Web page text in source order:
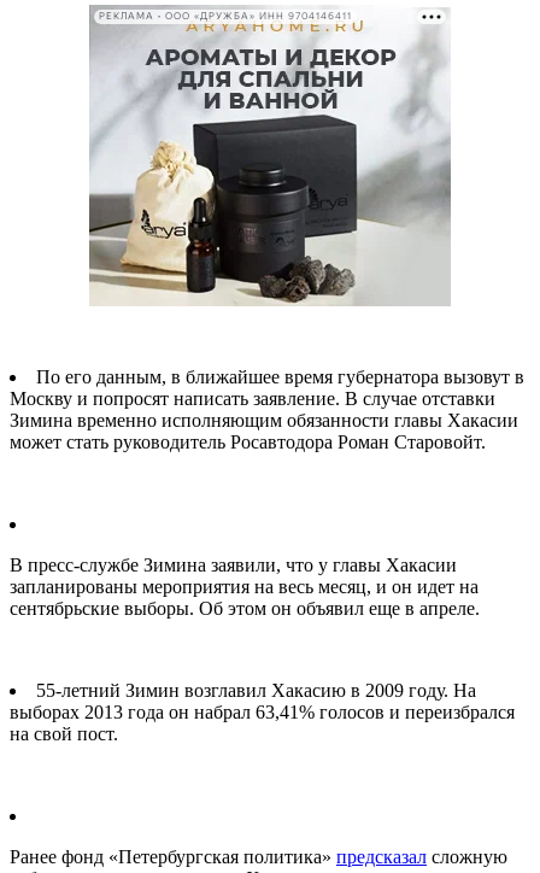
РЕКЛАМА • ООО «ДРУЖБА» ИНН 9704146411
По его данным, в ближайшее время губернатора вызовут в
Москву и попросят написать заявление. В случае отставки
Зимина временно исполняющим обязанности главы Хакасии
может стать руководитель Росавтодора Роман Старовойт.
В пресс-службе Зимина заявили, что у главы Хакасии
запланированы мероприятия на весь месяц, и он идет на
сентябрьские выборы. Об этом он объявил еще в апреле.
55-летний Зимин возглавил Хакасию в 2009 году. На
выборах 2013 года он набрал 63,41% голосов и переизбрался
на свой пост.
Ранее фонд «Петербургская политика» предсказал сложную